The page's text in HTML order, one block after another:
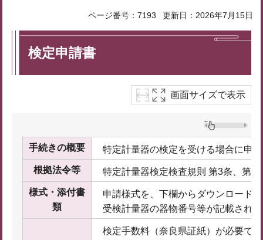
ページ番号：7193 更新日：2026年7月15日
検定申請書
画面サイズで表示
手続きの概要 特定計量器の検定を受ける場合に申
根拠法令等 特定計量器検定検査規則 第3条、第
様式・添付書
類
申請様式を、下欄からダウンロード
受検計量器の器物番号等が記載され
検定手数料（奈良県証紙）が必要で